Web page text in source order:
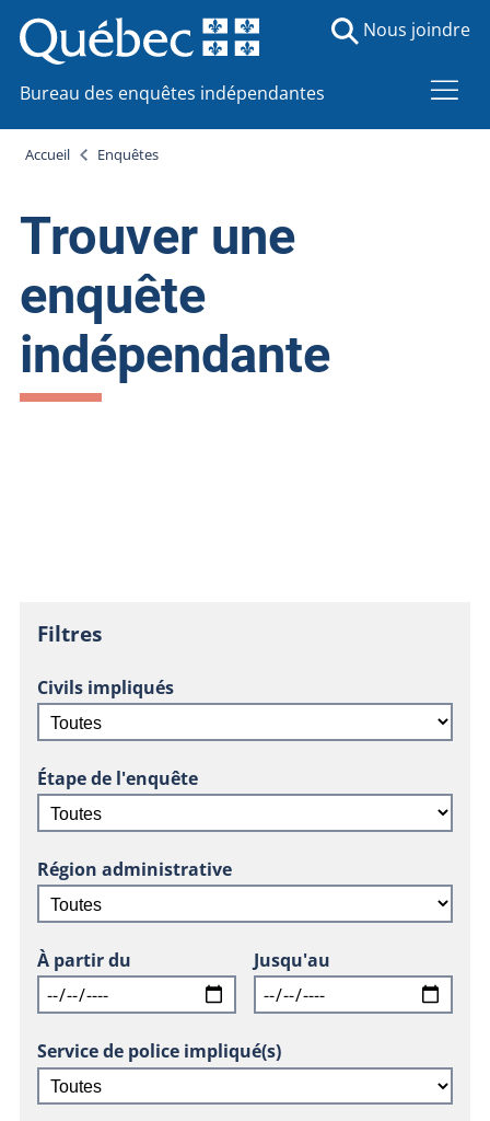
Bureau des enquêtes indépendantes
Nous joindre
Accueil Enquêtes
Trouver une
enquête
indépendante
Filtres
Civils impliqués
Étape de l'enquête
Région administrative
À partir du Jusqu'au
Service de police impliqué(s)